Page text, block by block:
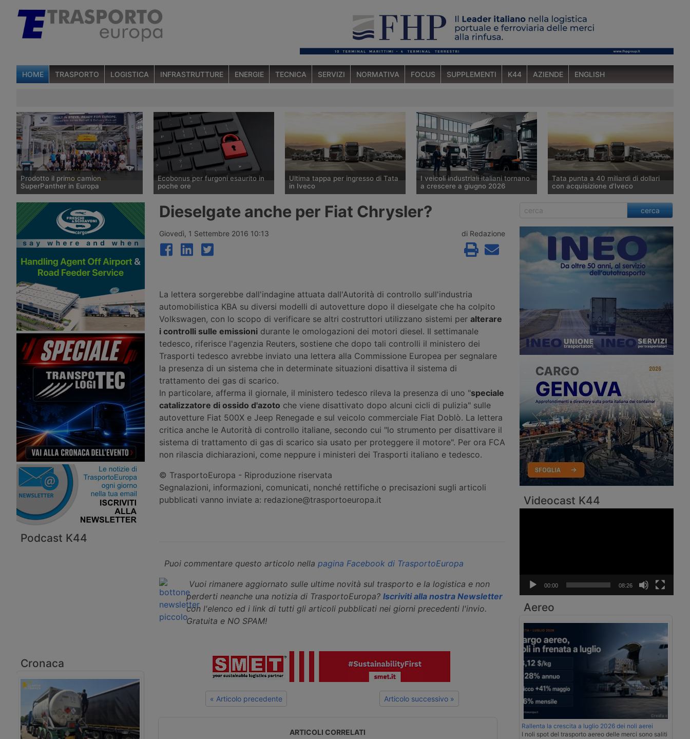
HOME TRASPORTO LOGISTICA INFRASTRUTTURE ENERGIE TECNICA SERVIZI NORMATIVA FOCUS SUPPLEMENTI K44 AZIENDE ENGLISH
Prodotto il primo camion
SuperPanther in Europa
Il 27 luglio 2026 è uscito dalla
fabbrica austriaca della Steyr il primo
esemplare del camion elettrico cinese
SuperPanther eTopas prodotto in
Europa. Ha già ottenuto
l’omologazione Wvta per l’intera
Unione Europea. Prime consegne a
Dhl Freight e Gress Speditions.
Ecobonus per furgoni esaurito in
poche ore
Trasporti per chiedere il contributo
per l’acquisto di veicoli commerciali
a basso impatto ambientale ha
aperto le prenotazioni il 29 luglio
2026, ma le richiuse poche ore
dopo per il rapido esaurimento dei
Ultima tappa per ingresso di Tata
in Iveco
secondo trimestre 2026, Iveco
annuncia che la procedura
I veicoli industriali italiani tornano
a crescere a giugno 2026
italiane di veicoli industriali oltre le
(+4,62%), portando il primo
semestre a 14.595 unità (+3,32%).
La spinta arriva dal segmento
medio delle motrici e dai trattori
Tata punta a 40 miliardi di dollari
con acquisizione d’Iveco
nell’acquisizione della divisione veicoli
3,8 miliardi di euro e attesa in
chiusura tra luglio e settembre,
mentre a Torino il marchio presenta la
gamma Model Year 2026 e il nuovo
ecosistema di servizi per le flotte.
Podcast K44
Cronaca
Dieselgate anche per Fiat Chrysler?
Giovedì, 1 Settembre 2016 10:13 di Redazione
La lettera sorgerebbe dall'indagine attuata dall'Autorità di controllo sull'industria
automobilistica KBA su diversi modelli di autovetture dopo il dieselgate che ha colpito
Volkswagen, con lo scopo di verificare se altri costruttori utilizzano sistemi per alterare
i controlli sulle emissioni durante le omologazioni dei motori diesel. Il settimanale
tedesco, riferisce l'agenzia Reuters, sostiene che dopo tali controlli il ministero dei
Trasporti tedesco avrebbe inviato una lettera alla Commissione Europea per segnalare
la presenza di un sistema che in determinate situazioni disattiva il sistema di
trattamento dei gas di scarico.
In particolare, afferma il giornale, il ministero tedesco rileva la presenza di uno "speciale
catalizzatore di ossido d'azoto che viene disattivato dopo alcuni cicli di pulizia" sulle
autovetture Fiat 500X e Jeep Renegade e sul veicolo commerciale Fiat Doblò. La lettera
critica anche le Autorità di controllo italiane, secondo cui "lo strumento per disattivare il
sistema di trattamento di gas di scarico sia usato per proteggere il motore". Per ora FCA
non rilascia dichiarazioni, come neppure i ministeri dei Trasporti italiano e tedesco.
© TrasportoEuropa - Riproduzione riservata
Segnalazioni, informazioni, comunicati, nonché rettifiche o precisazioni sugli articoli
pubblicati vanno inviate a: redazione@trasportoeuropa.it
Puoi commentare questo articolo nella pagina Facebook di TrasportoEuropa
Vuoi rimanere aggiornato sulle ultime novità sul trasporto e la logistica e non
perderti neanche una notizia di TrasportoEuropa? Iscriviti alla nostra Newsletter
con l'elenco ed i link di tutti gli articoli pubblicati nei giorni precedenti l'invio.
Gratuita e NO SPAM!
« Articolo precedente Articolo successivo »
ARTICOLI CORRELATI
cerca
Videocast K44
00:00 08:26
Aereo
Rallenta la crescita a luglio 2026 dei noli aerei
I noli spot del trasporto aereo delle merci sono saliti